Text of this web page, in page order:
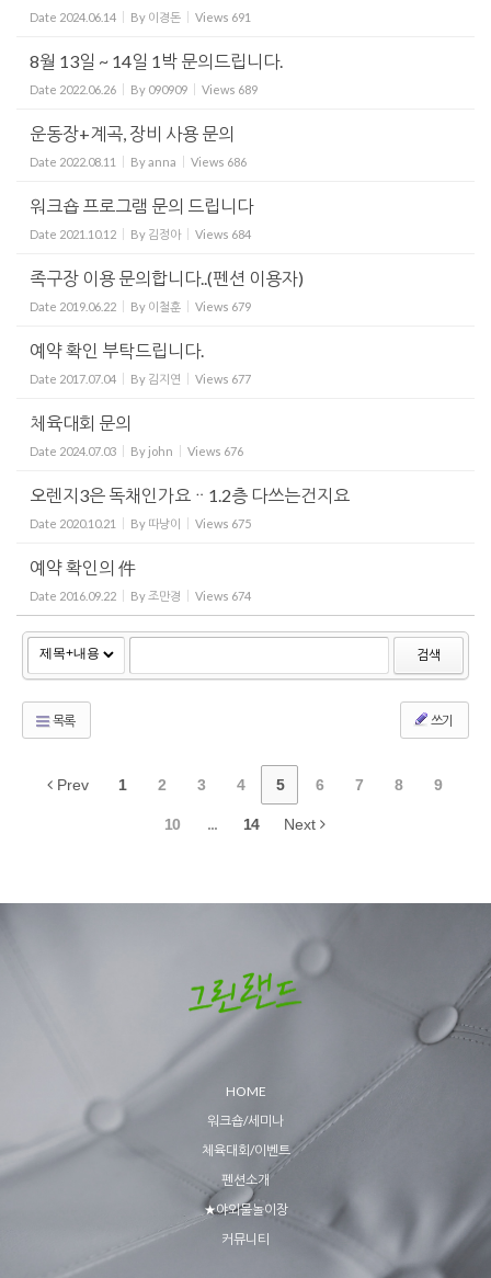
Date 2024.06.14 By 이경돈 Views 691
8월 13일 ~ 14일 1박 문의드립니다.
Date 2022.06.26 By 090909 Views 689
운동장+계곡, 장비 사용 문의
Date 2022.08.11 By anna Views 686
워크숍 프로그램 문의 드립니다
Date 2021.10.12 By 김정아 Views 684
족구장 이용 문의합니다..(펜션 이용자)
Date 2019.06.22 By 이철훈 Views 679
예약 확인 부탁드립니다.
Date 2017.07.04 By 김지연 Views 677
체육대회 문의
Date 2024.07.03 By john Views 676
오렌지3은 독채인가요ᆢ1.2층 다쓰는건지요
Date 2020.10.21 By 따냥이 Views 675
예약 확인의 件
Date 2016.09.22 By 조만경 Views 674
검색
목록 쓰기
Prev 1 2 3 4 5 6 7 8 9
10 ... 14 Next
HOME
워크숍/세미나
체육대회/이벤트
펜션소개
★야외물놀이장
커뮤니티